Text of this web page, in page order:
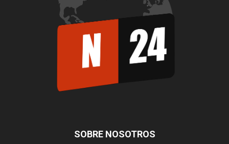
SOBRE NOSOTROS